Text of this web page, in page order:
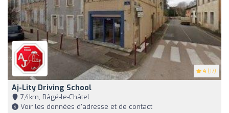
4 (17)
Aj-Lity Driving School
7,4km, Bâgé-le-Châtel
Voir les données d'adresse et de contact